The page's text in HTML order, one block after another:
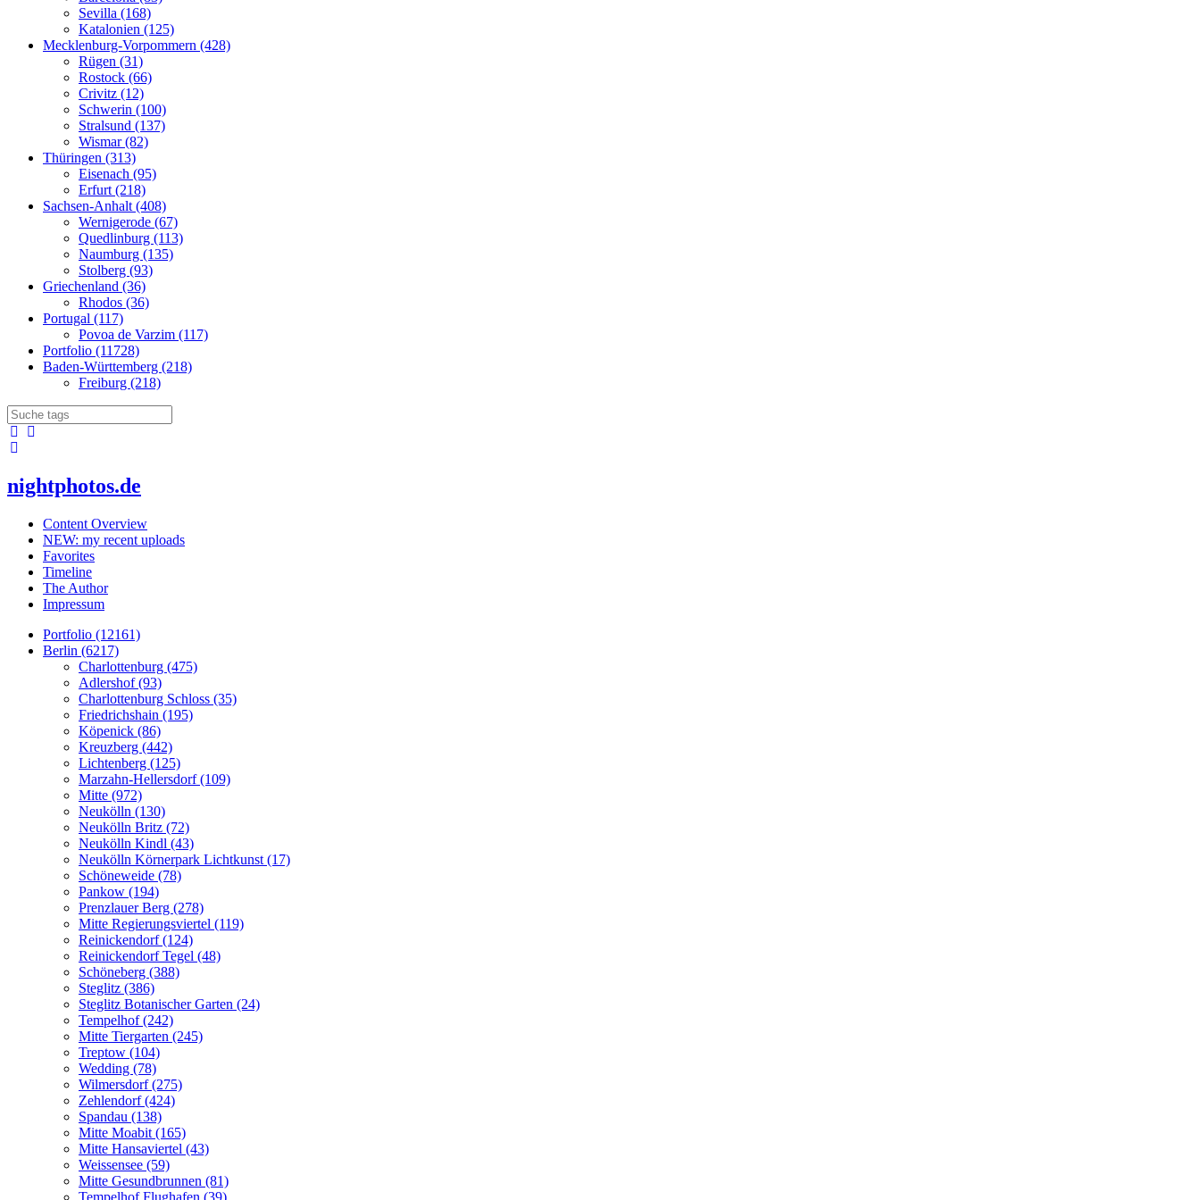
Sevilla (168)
Katalonien (125)
Mecklenburg-Vorpommern (428)
Rügen (31)
Rostock (66)
Crivitz (12)
Schwerin (100)
Stralsund (137)
Wismar (82)
Thüringen (313)
Eisenach (95)
Erfurt (218)
Sachsen-Anhalt (408)
Wernigerode (67)
Quedlinburg (113)
Naumburg (135)
Stolberg (93)
Griechenland (36)
Rhodos (36)
Portugal (117)
Povoa de Varzim (117)
Portfolio (11728)
Baden-Württemberg (218)
Freiburg (218)
nightphotos.de
Content Overview
NEW: my recent uploads
Favorites
Timeline
The Author
Impressum
Portfolio (12161)
Berlin (6217)
Charlottenburg (475)
Adlershof (93)
Charlottenburg Schloss (35)
Friedrichshain (195)
Köpenick (86)
Kreuzberg (442)
Lichtenberg (125)
Marzahn-Hellersdorf (109)
Mitte (972)
Neukölln (130)
Neukölln Britz (72)
Neukölln Kindl (43)
Neukölln Körnerpark Lichtkunst (17)
Schöneweide (78)
Pankow (194)
Prenzlauer Berg (278)
Mitte Regierungsviertel (119)
Reinickendorf (124)
Reinickendorf Tegel (48)
Schöneberg (388)
Steglitz (386)
Steglitz Botanischer Garten (24)
Tempelhof (242)
Mitte Tiergarten (245)
Treptow (104)
Wedding (78)
Wilmersdorf (275)
Zehlendorf (424)
Spandau (138)
Mitte Moabit (165)
Mitte Hansaviertel (43)
Weissensee (59)
Mitte Gesundbrunnen (81)
Tempelhof Flughafen (39)